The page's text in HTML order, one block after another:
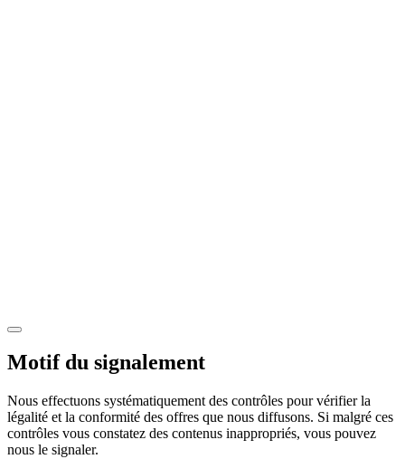
Motif du signalement
Nous effectuons systématiquement des contrôles pour vérifier la
légalité et la conformité des offres que nous diffusons. Si malgré ces
contrôles vous constatez des contenus inappropriés, vous pouvez
nous le signaler.